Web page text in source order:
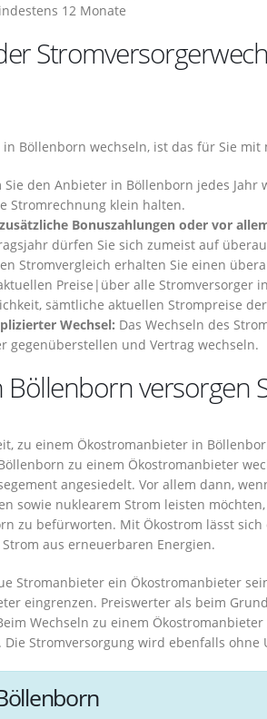
12 Monate
Böllenborn wechseln, ist das für Sie
Sie den Anbieter in Böllenborn jedes
Stromrechnung klein halten.
Bonuszahlungen oder vor
dürfen Sie sich zumeist auf
Stromvergleich erhalten Sie einen
Preise|über alle Stromversorger
sämtliche aktuellen Strompreise
Wechsel: Das Wechseln des
gegenüberstellen und Vertrag wechseln.
Böllenborn versorgen
zu einem Ökostromanbieter in
zu einem Ökostromanbieter
angesiedelt. Vor allem dann,
sowie nuklearem Strom leisten
zu befürworten. Mit Ökostrom lässt
aus erneuerbaren Energien.
Stromanbieter ein Ökostromanbieter
eingrenzen. Preiswerter als beim
Wechseln zu einem
Stromversorgung wird ebenfalls ohne